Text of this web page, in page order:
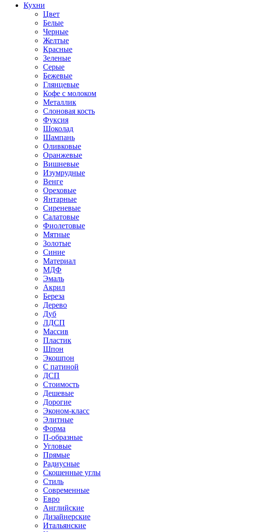
Кухни
Цвет
Белые
Черные
Желтые
Красные
Зеленые
Серые
Бежевые
Глянцевые
Кофе с молоком
Металлик
Слоновая кость
Фуксия
Шоколад
Шампань
Оливковые
Оранжевые
Вишневые
Изумрудные
Венге
Ореховые
Янтарные
Сиреневые
Салатовые
Фиолетовые
Мятные
Золотые
Синие
Материал
МДФ
Эмаль
Акрил
Береза
Дерево
Дуб
ЛДСП
Массив
Пластик
Шпон
Экошпон
С патиной
ДСП
Стоимость
Дешевые
Дорогие
Эконом-класс
Элитные
Форма
П-образные
Угловые
Прямые
Радиусные
Скошенные углы
Стиль
Современные
Евро
Английские
Дизайнерские
Итальянские